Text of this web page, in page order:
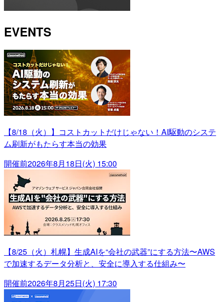
EVENTS
【8/18（火）】コストカットだけじゃない！AI駆動のシステ
ム刷新がもたらす本当の効果
開催前2026年8月18日(火) 15:00
【8/25（火）札幌】生成AIを“会社の武器”にする方法〜AWS
で加速するデータ分析と、安全に導入する仕組み〜
開催前2026年8月25日(火) 17:30